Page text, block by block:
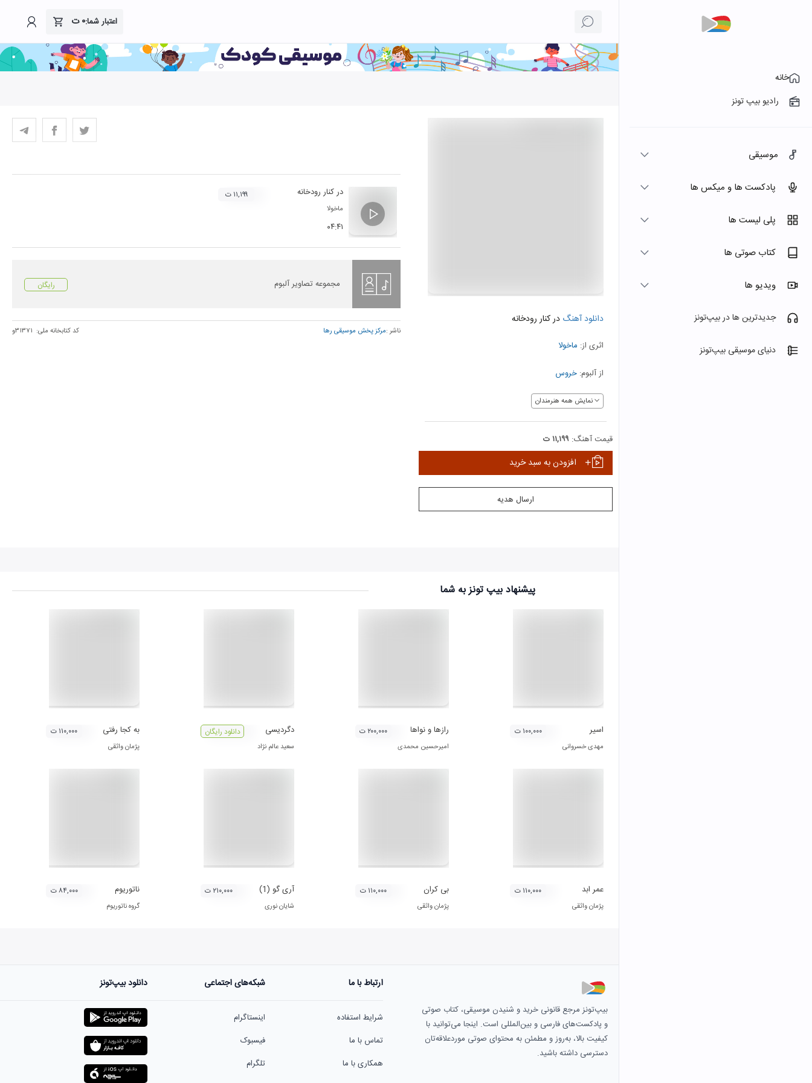
اعتبار شما:۰ت
خانه
رادیو بیپ تونز
موسیقی
پادکست ها و میکس ها
پلی لیست ها
کتاب صوتی ها
ویدیو ها
جدیدترین ها در بیپ‌تونز
دنیای موسیقی بیپ‌تونز
دانلود آهنگ در کنار رودخانه
اثری از: ماخولا
از آلبوم: خروس
نمایش همه هنرمندان
قیمت آهنگ: ۱۱,۱۹۹ ت
افزودن به سبد خرید
ارسال هدیه
در کنار رودخانه
ماخولا
۰۴:۴۱
۱۱,۱۹۹ ت
مجموعه تصاویر آلبوم رایگان
ناشر :مرکز پخش موسیقی رها کد کتابخانه ملی: ۳۱۳۷۱و
پیشنهاد بیپ تونز به شما
اسیر
مهدی خسروانی
۱۰۰,۰۰۰ ت رازها و نواها
امیرحسین محمدی
۲۰۰,۰۰۰ ت دگردیسی
سعید عالم نژاد
دانلود رایگان به کجا رفتی
پژمان واثقی
۱۱۰,۰۰۰ ت
عمر ابد
پژمان واثقی
۱۱۰,۰۰۰ ت بی کران
پژمان واثقی
۱۱۰,۰۰۰ ت آری گو (1)
شایان نوری
۲۱۰,۰۰۰ ت ناتوریوم
گروه ناتوریوم
۸۴,۰۰۰ ت
بیپ‌تونز مرجع قانونی خرید و شنیدن موسیقی، کتاب صوتی
و پادکست‌های فارسی و بین‌المللی است. اینجا می‌توانید با
کیفیت بالا، به‌روز و مطمئن به محتوای صوتی موردعلاقه‌تان
دسترسی داشته باشید.
ارتباط با ما
شرایط استفاده
تماس با ما
همکاری با ما
شبکه‌های اجتماعی
اینستاگرام
فیسبوک
تلگرام
دانلود بیپ‌تونز